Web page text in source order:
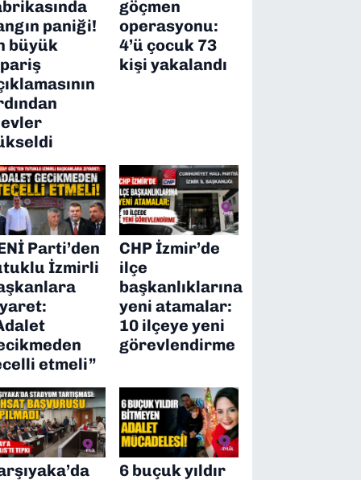
paniği!
büyük
göçmen
operasyonu:
4’ü çocuk 73
kişi yakalandı
Parti’den
İzmirli
etmeli”
CHP İzmir’de
ilçe
başkanlıklarına
yeni atamalar:
10 ilçeye yeni
görevlendirme
6 buçuk yıldır